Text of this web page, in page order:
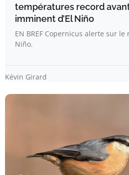
températures record
imminent d’El Niño
EN BREF Copernicus alerte sur
Niño.
Kévin Girard